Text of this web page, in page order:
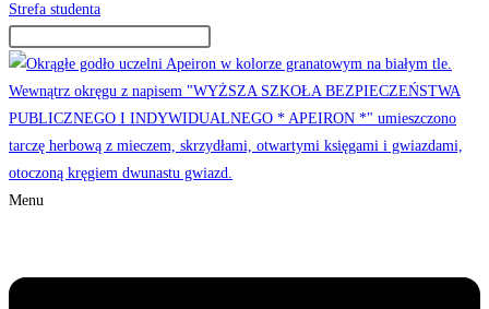
Strefa studenta
Menu